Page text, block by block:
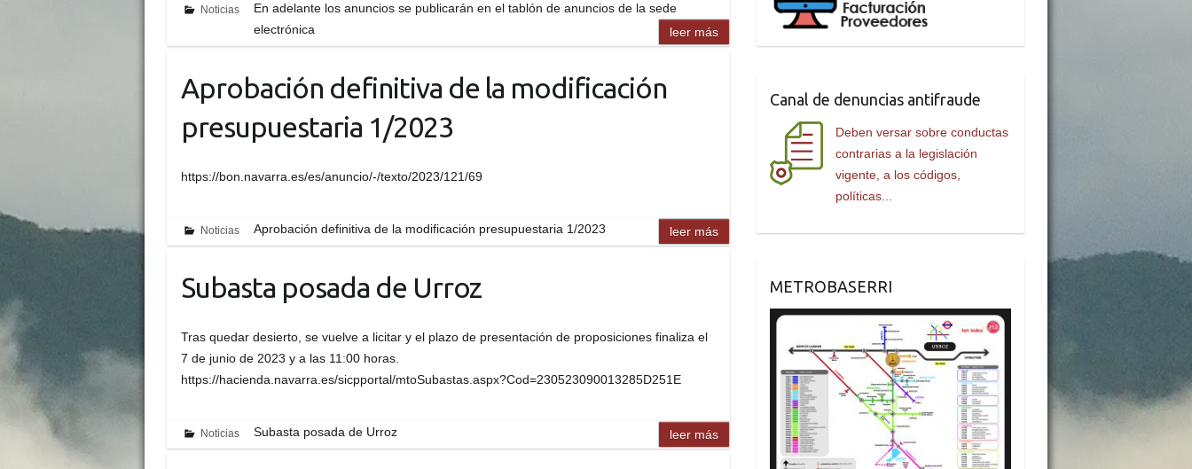
Noticias
En adelante los anuncios se publicarán en el tablón de anuncios de la sede
electrónica
leer más
Aprobación definitiva de la modificación
presupuestaria 1/2023
https://bon.navarra.es/es/anuncio/-/texto/2023/121/69
Noticias Aprobación definitiva de la modificación presupuestaria 1/2023 leer más
Subasta posada de Urroz
Tras quedar desierto, se vuelve a licitar y el plazo de presentación de proposiciones finaliza el
7 de junio de 2023 y a las 11:00 horas.
https://hacienda.navarra.es/sicpportal/mtoSubastas.aspx?Cod=230523090013285D251E
Noticias Subasta posada de Urroz leer más
Canal de denuncias antifraude
Deben versar sobre conductas
contrarias a la legislación
vigente, a los códigos,
políticas...
METROBASERRI